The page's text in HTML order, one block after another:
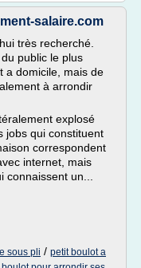
salaire.com
très recherché.
public le plus
a domicile, mais de
à arrondir
explosé
jobs qui constituent
correspondent
internet, mais
un...
sous pli / petit boulot a